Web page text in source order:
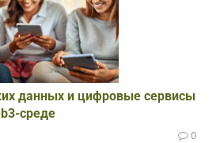
данных и цифровые сервисы
среде
0